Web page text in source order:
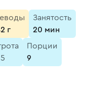
г
Занятость
20 мин
Порции
9